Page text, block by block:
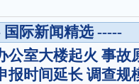
国际新闻精选 -----
公室大楼起火 事故
报时间延长 调查规